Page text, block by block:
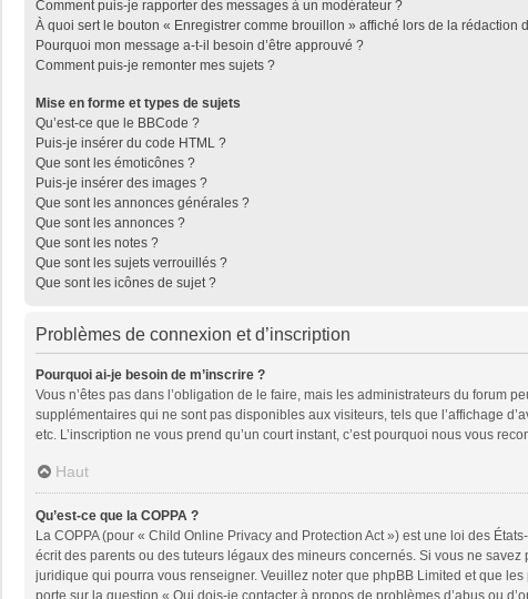
Comment puis-je rapporter des messages à un modérateur ?
À quoi sert le bouton « Enregistrer comme brouillon » affiché lors de la rédaction
Pourquoi mon message a-t-il besoin d’être approuvé ?
Comment puis-je remonter mes sujets ?
Mise en forme et types de sujets
Qu’est-ce que le BBCode ?
Puis-je insérer du code HTML ?
Que sont les émoticônes ?
Puis-je insérer des images ?
Que sont les annonces générales ?
Que sont les annonces ?
Que sont les notes ?
Que sont les sujets verrouillés ?
Que sont les icônes de sujet ?
Problèmes de connexion et d’inscription
Pourquoi ai-je besoin de m’inscrire ?
Vous n’êtes pas dans l’obligation de le faire, mais les administrateurs du forum
supplémentaires qui ne sont pas disponibles aux visiteurs, tels que l’affichage
etc. L’inscription ne vous prend qu’un court instant, c’est pourquoi nous vous
Haut
Qu’est-ce que la COPPA ?
La COPPA (pour « Child Online Privacy and Protection Act ») est une loi des
écrit des parents ou des tuteurs légaux des mineurs concernés. Si vous ne
juridique qui pourra vous renseigner. Veuillez noter que phpBB Limited et que
porte sur la question « Qui dois-je contacter à propos de problèmes d’abus ou